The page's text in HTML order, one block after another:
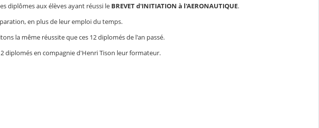
diplômes aux élèves ayant réussi le BREVET d'INITIATION à l'AERONAUTIQUE.
en plus de leur emploi du temps.
la même réussite que ces 12 diplomés de l'an passé.
diplomés en compagnie d'Henri Tison leur formateur.